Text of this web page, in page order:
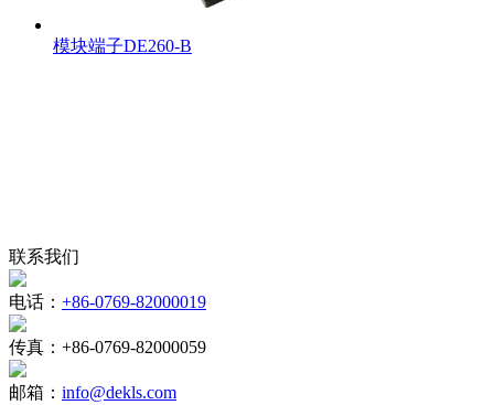
模块端子DE260-B
联系我们
电话： +86-0769-82000019
传真： +86-0769-82000059
邮箱： info@dekls.com